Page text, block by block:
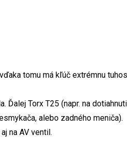
tomu má kľúč extrémnu
Torx T25 (napr. na
alebo zadného meniča).
na AV ventil.